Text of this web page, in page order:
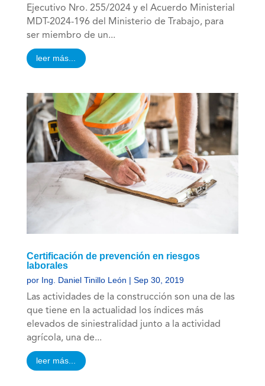
Ejecutivo Nro. 255/2024 y el Acuerdo Ministerial
MDT-2024-196 del Ministerio de Trabajo, para
ser miembro de un...
leer más...
Certificación de prevención en riesgos
laborales
por Ing. Daniel Tinillo León | Sep 30, 2019
Las actividades de la construcción son una de las
que tiene en la actualidad los índices más
elevados de siniestralidad junto a la actividad
agrícola, una de...
leer más...